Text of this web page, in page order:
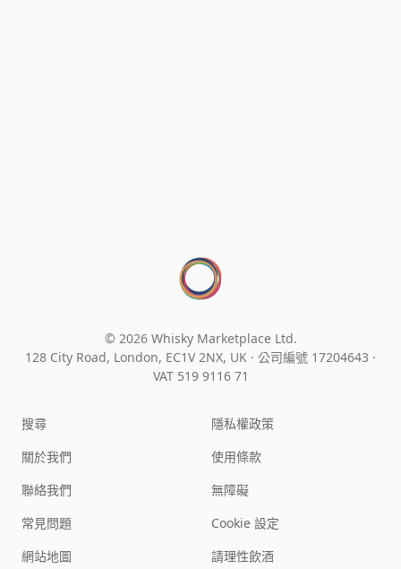
© 2026 Whisky Marketplace Ltd.
128 City Road, London, EC1V 2NX, UK · 公司編號 17204643 ·
VAT 519 9116 71
搜尋
關於我們
聯絡我們
常見問題
網站地圖
隱私權政策
使用條款
無障礙
Cookie 設定
請理性飲酒